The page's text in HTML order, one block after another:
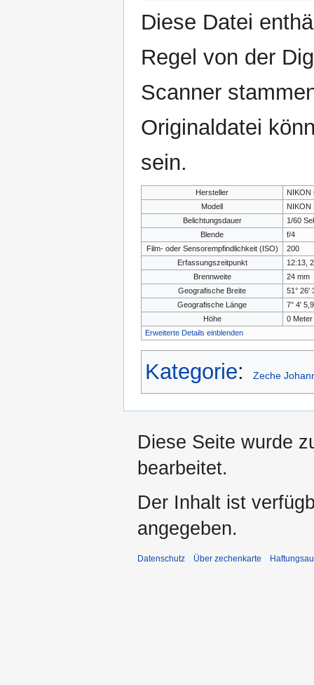
Diese Datei
Regel von der
Scanner
Originaldatei
sein.
Hersteller
NIKON
Modell
NIKON
Belichtungsdauer
1/60
Blende
f/4
Film- oder Sensorempfindlichkeit (ISO)
200
Erfassungszeitpunkt
12:13,
Brennweite
24 mm
Geografische Breite
51° 26′
Geografische Länge
7° 4′
Höhe
0
Erweiterte Details einblenden
Kategorie: Zeche
Diese Seite wurde
bearbeitet.
Der Inhalt ist
angegeben.
Datenschutz Über zechenkarte